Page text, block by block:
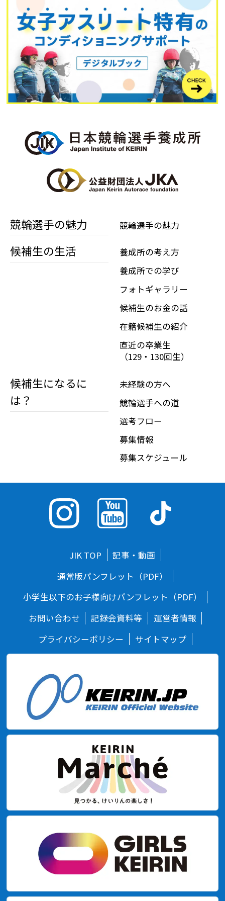
競輪選手の魅力 競輪選手の魅力
候補生の生活
養成所の考え方
養成所での学び
フォトギャラリー
候補生のお金の話
在籍候補生の紹介
直近の卒業生
（129・130回生）
候補生になるに
は？
未経験の方へ
競輪選手への道
選考フロー
募集情報
募集スケジュール
JIK TOP
記事・動画
通常版パンフレット（PDF）
小学生以下のお子様向けパンフレット（PDF）
お問い合わせ
記録会資料等
運営者情報
プライバシーポリシー
サイトマップ